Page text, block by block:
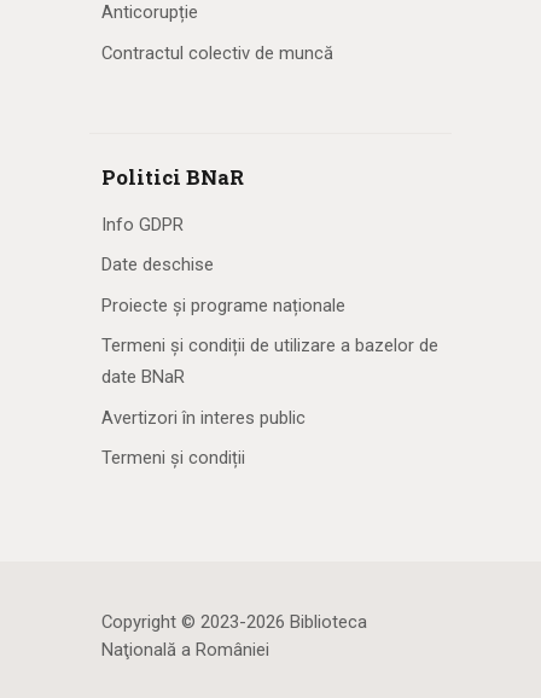
Anticorupție
Contractul colectiv de muncă
Politici BNaR
Info GDPR
Date deschise
Proiecte și programe naționale
Termeni și condiții de utilizare a bazelor de
date BNaR
Avertizori în interes public
Termeni și condiții
Copyright © 2023-2026 Biblioteca
Naţională a României